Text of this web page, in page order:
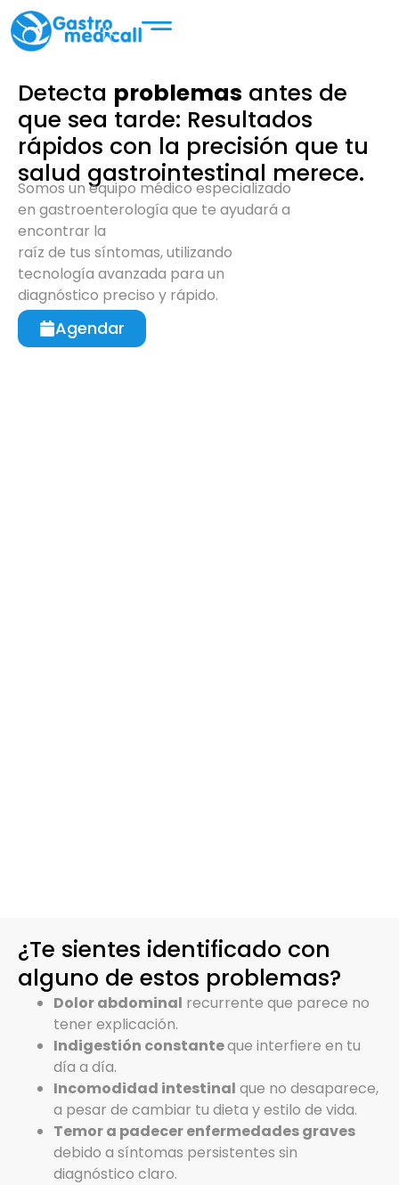
Detecta problemas antes de
que sea tarde: Resultados
rápidos con la precisión que tu
salud gastrointestinal merece.
Somos un equipo médico especializado
en gastroenterología que te ayudará a
encontrar la
raíz de tus síntomas, utilizando
tecnología avanzada para un
diagnóstico preciso y rápido.
Agendar
¿Te sientes identificado con
alguno de estos problemas?
Dolor abdominal recurrente que parece no
tener explicación.
Indigestión constanteque interfiere en tu
día a día.
Incomodidad intestinal que no desaparece,
a pesar de cambiar tu dieta y estilo de vida.
Temor a padecer enfermedades graves
debido a síntomas persistentes sin
diagnóstico claro.